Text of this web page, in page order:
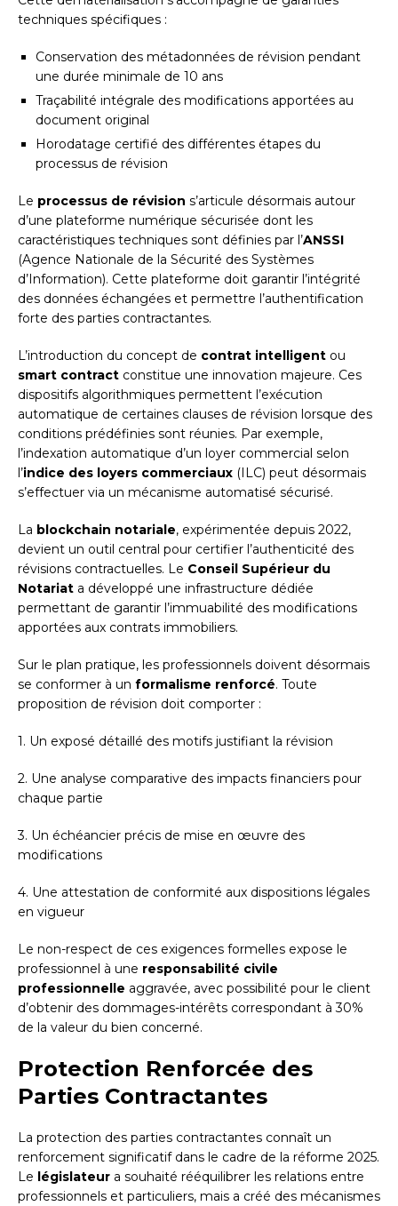
techniques spécifiques :
Conservation des métadonnées de révision pendant
une durée minimale de 10 ans
Traçabilité intégrale des modifications apportées au
document original
Horodatage certifié des différentes étapes du
processus de révision
Le processus de révision s’articule désormais autour
d’une plateforme numérique sécurisée dont les
caractéristiques techniques sont définies par l’ANSSI
(Agence Nationale de la Sécurité des Systèmes
d’Information). Cette plateforme doit garantir l’intégrité
des données échangées et permettre l’authentification
forte des parties contractantes.
L’introduction du concept de contrat intelligent ou
smart contract constitue une innovation majeure. Ces
dispositifs algorithmiques permettent l’exécution
automatique de certaines clauses de révision lorsque des
conditions prédéfinies sont réunies. Par exemple,
l’indexation automatique d’un loyer commercial selon
l’indice des loyers commerciaux (ILC) peut désormais
s’effectuer via un mécanisme automatisé sécurisé.
La blockchain notariale, expérimentée depuis 2022,
devient un outil central pour certifier l’authenticité des
révisions contractuelles. Le Conseil Supérieur du
Notariat a développé une infrastructure dédiée
permettant de garantir l’immuabilité des modifications
apportées aux contrats immobiliers.
Sur le plan pratique, les professionnels doivent désormais
se conformer à un formalisme renforcé. Toute
proposition de révision doit comporter :
1. Un exposé détaillé des motifs justifiant la révision
2. Une analyse comparative des impacts financiers pour
chaque partie
3. Un échéancier précis de mise en œuvre des
modifications
4. Une attestation de conformité aux dispositions légales
en vigueur
Le non-respect de ces exigences formelles expose le
professionnel à une responsabilité civile
professionnelle aggravée, avec possibilité pour le client
d’obtenir des dommages-intérêts correspondant à 30%
de la valeur du bien concerné.
Protection Renforcée des
Parties Contractantes
La protection des parties contractantes connaît un
renforcement significatif dans le cadre de la réforme 2025.
Le législateur a souhaité rééquilibrer les relations entre
professionnels et particuliers, mais a créé des mécanismes